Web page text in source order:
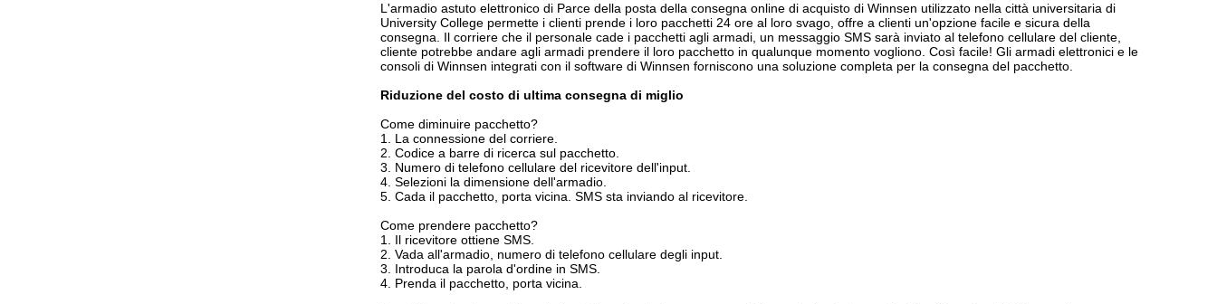
L'armadio astuto elettronico di Parce della posta della consegna online di acquisto di Winnsen utilizzato nella città universitaria di
University College permette i clienti prende i loro pacchetti 24 ore al loro svago, offre a clienti un'opzione facile e sicura della
consegna. Il corriere che il personale cade i pacchetti agli armadi, un messaggio SMS sarà inviato al telefono cellulare del cliente,
cliente potrebbe andare agli armadi prendere il loro pacchetto in qualunque momento vogliono. Così facile! Gli armadi elettronici e le
consoli di Winnsen integrati con il software di Winnsen forniscono una soluzione completa per la consegna del pacchetto.
Riduzione del costo di ultima consegna di miglio
Come diminuire pacchetto?
1. La connessione del corriere.
2. Codice a barre di ricerca sul pacchetto.
3. Numero di telefono cellulare del ricevitore dell'input.
4. Selezioni la dimensione dell'armadio.
5. Cada il pacchetto, porta vicina. SMS sta inviando al ricevitore.
Come prendere pacchetto?
1. Il ricevitore ottiene SMS.
2. Vada all'armadio, numero di telefono cellulare degli input.
3. Introduca la parola d'ordine in SMS.
4. Prenda il pacchetto, porta vicina.